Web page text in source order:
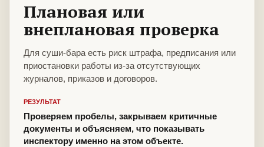
Плановая или
внеплановая проверка
Для суши-бара есть риск штрафа, предписания или
приостановки работы из-за отсутствующих
журналов, приказов и договоров.
РЕЗУЛЬТАТ
Проверяем пробелы, закрываем критичные
документы и объясняем, что показывать
инспектору именно на этом объекте.